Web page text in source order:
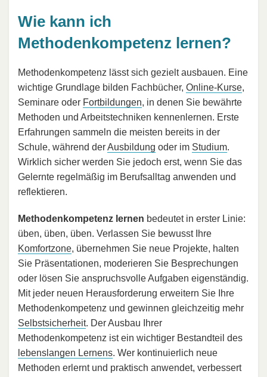
Wie kann ich
Methodenkompetenz lernen?
Methodenkompetenz lässt sich gezielt ausbauen. Eine
wichtige Grundlage bilden Fachbücher, Online-Kurse,
Seminare oder Fortbildungen, in denen Sie bewährte
Methoden und Arbeitstechniken kennenlernen. Erste
Erfahrungen sammeln die meisten bereits in der
Schule, während derAusbildung oder im Studium.
Wirklich sicher werden Sie jedoch erst, wenn Sie das
Gelernte regelmäßig im Berufsalltag anwenden und
reflektieren.
Methodenkompetenz lernen bedeutet in erster Linie:
üben, üben, üben. Verlassen Sie bewusst Ihre
Komfortzone, übernehmen Sie neue Projekte, halten
Sie Präsentationen, moderieren Sie Besprechungen
oder lösen Sie anspruchsvolle Aufgaben eigenständig.
Mit jeder neuen Herausforderung erweitern Sie Ihre
Methodenkompetenz und gewinnen gleichzeitig mehr
Selbstsicherheit. Der Ausbau Ihrer
Methodenkompetenz ist ein wichtiger Bestandteil des
lebenslangen Lernens. Wer kontinuierlich neue
Methoden erlernt und praktisch anwendet, verbessert